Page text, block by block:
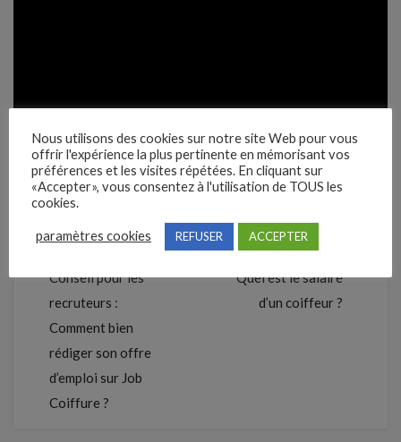
Conseil pour les
recruteurs :
Comment bien
rédiger son offre
d’emploi sur Job
Coiffure ?
Suivant
Quel est le salaire
d’un coiffeur ?
Nous utilisons des cookies sur notre site Web pour vous
offrir l'expérience la plus pertinente en mémorisant vos
préférences et les visites répétées. En cliquant sur
«Accepter», vous consentez à l'utilisation de TOUS les
cookies.
paramètres cookies REFUSER ACCEPTER